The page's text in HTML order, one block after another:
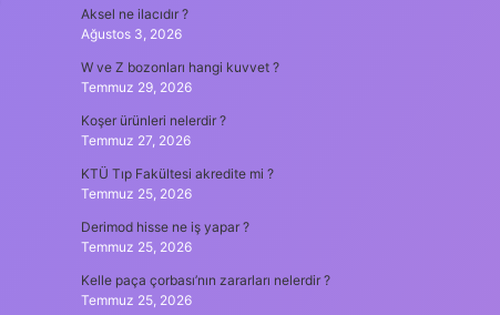
Aksel ne ilacıdır ?
Ağustos 3, 2026
W ve Z bozonları hangi kuvvet ?
Temmuz 29, 2026
Koşer ürünleri nelerdir ?
Temmuz 27, 2026
KTÜ Tıp Fakültesi akredite mi ?
Temmuz 25, 2026
Derimod hisse ne iş yapar ?
Temmuz 25, 2026
Kelle paça çorbası’nın zararları nelerdir ?
Temmuz 25, 2026